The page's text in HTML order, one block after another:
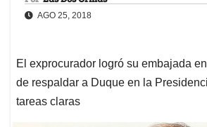
AGO 25, 2018
El exprocurador logró su embajada
de respaldar a Duque en la
tareas claras